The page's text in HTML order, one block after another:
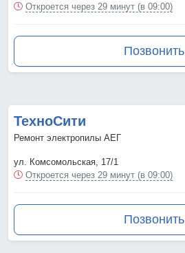
Откроется через 29 минут (в 09:00)
Позвонить
ТехноСити
Ремонт электропилы АЕГ
ул. Комсомольская, 17/1
Откроется через 29 минут (в 09:00)
Позвонить